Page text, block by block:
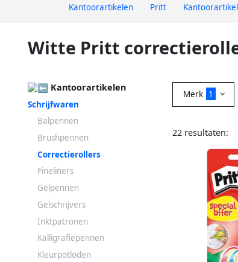
Kantoorartikelen Pritt
Witte Pritt
Kantoorartikelen
Schrijfwaren
Balpennen
Brushpennen
Correctierollers
Fineliners
Gelpennen
Gelschrijvers
Inktpatronen
Kalligrafiepennen
Kleurpotloden
Merk 1
22 resultaten: